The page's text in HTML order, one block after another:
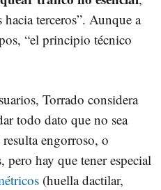
terceros”. Aunque a
“el principio técnico
Torrado considera
todo dato que no sea
engorroso, o
hay que tener especial
(huella dactilar,